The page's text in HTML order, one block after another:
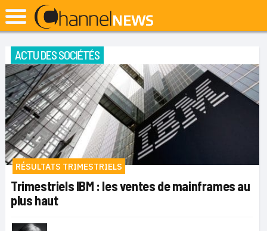
ACTU DES SOCIÉTÉS
RÉSULTATS TRIMESTRIELS
Trimestriels IBM : les ventes de mainframes au
plus haut